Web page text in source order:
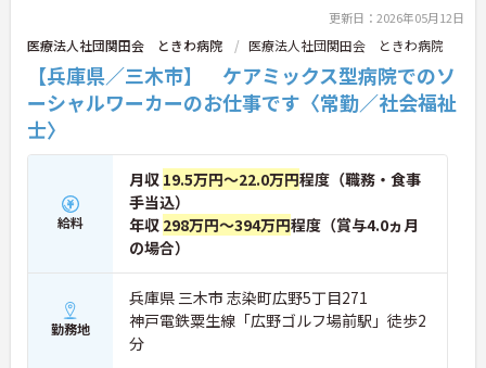
更新日：2026年05月12日
医療法人社団関田会 ときわ病院 医療法人社団関田会 ときわ病院
【兵庫県／三木市】 ケアミックス型病院でのソ
ーシャルワーカーのお仕事です〈常勤／社会福祉
士〉
給料
月収 19.5万円～22.0万円程度（職務・食事
手当込）
年収 298万円～394万円程度（賞与4.0ヵ月
の場合）
勤務地
兵庫県 三木市 志染町広野5丁目271
神戸電鉄粟生線「広野ゴルフ場前駅」徒歩2
分